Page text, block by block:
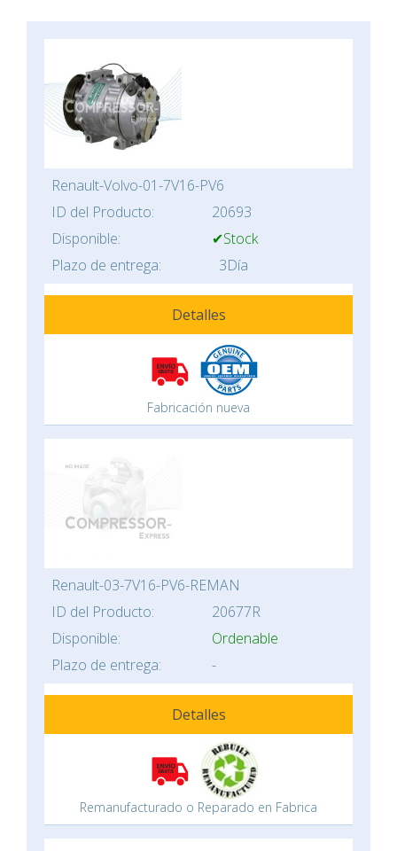
Renault-Volvo-01-7V16-PV6
ID del Producto:
20693
Disponible:
✔Stock
Plazo de entrega:
3Día
Detalles
Fabricación nueva
Renault-03-7V16-PV6-REMAN
ID del Producto:
20677R
Disponible:
Ordenable
Plazo de entrega:
-
Detalles
Remanufacturado o Reparado en Fabrica